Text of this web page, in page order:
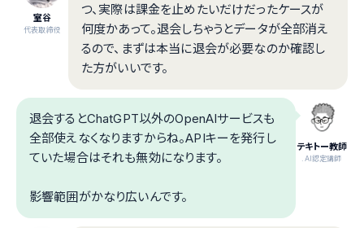
室谷
代表取締役
つ、実際は課金を止めたいだけだったケースが
何度かあって。退会しちゃうとデータが全部消え
るので、まずは本当に退会が必要なのか確認し
た方がいいです。
テキトー教師
.AI認定講師
退会するとChatGPT以外のOpenAIサービスも
全部使えなくなりますからね。APIキーを発行し
ていた場合はそれも無効になります。
影響範囲がかなり広いんです。